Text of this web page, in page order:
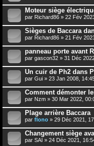
Moteur siège
par Richard86 » 22 Fév
Sièges de Baccara
par Richard86 » 21 Fév
panneau porte avant
par gascon32 » 31 Déc
Un cuir de Ph2 dans
par Gui » 23 Jan 2008,
Comment démonter
par Nzm » 30 Mar 2022,
Plage arrière Baccara
par flono » 29 Déc 2021,
Changement siège
par SAI » 24 Déc 2021,